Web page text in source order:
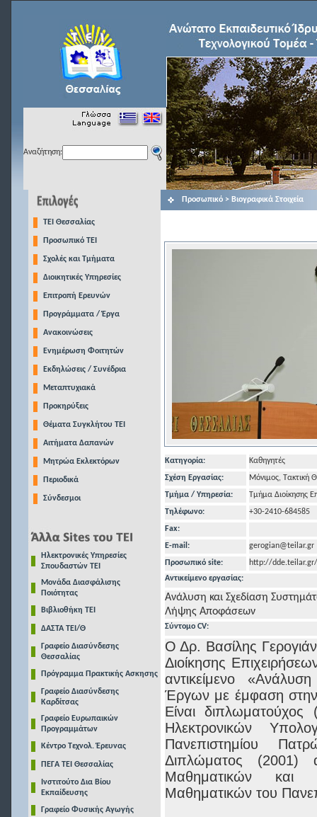
Αναζήτηση:
TEI Θεσσαλίας
Προσωπικό ΤΕΙ
Σχολές και Τμήματα
Διοικητικές Υπηρεσίες
Επιτροπή Ερευνών
Προγράμματα / Έργα
Ανακοινώσεις
Ενημέρωση Φοιτητών
Εκδηλώσεις / Συνέδρια
Μεταπτυχιακά
Προκηρύξεις
Θέματα Συγκλήτου ΤΕΙ
Αιτήματα Δαπανών
Μητρώα Εκλεκτόρων
Περιοδικά
Σύνδεσμοι
Ηλεκτρονικές Υπηρεσίες
Σπουδαστών ΤΕΙ
Μονάδα Διασφάλισης
Ποιότητας
Βιβλιοθήκη ΤΕΙ
ΔΑΣΤΑ ΤΕΙ/Θ
Γραφείο Διασύνδεσης
Θεσσαλίας
Πρόγραμμα Πρακτικής Ασκησης
Γραφείο Διασύνδεσης
Καρδίτσας
Γραφείο Ευρωπαικών
Προγραμμάτων
Κέντρο Τεχνολ. Έρευνας
ΠΕΓΑ ΤΕΙ Θεσσαλίας
Ινστιτούτο Δια Βίου
Εκπαίδευσης
Γραφείο Φυσικής Αγωγής
Προσωπικό > Βιογραφικά Στοιχεία
Κατηγορία:
Καθηγητές
Σχέση Εργασίας:
Μόνιμος, Τακτική
Τμήμα / Υπηρεσία:
Τμήμα Διοίκησης
Τηλέφωνo:
+30-2410-684585
Fax:
E-mail:
gerogian@teilar.gr
Προσωπικό site:
http://dde.teilar.gr/
Αντικείμενο εργασίας:
Ανάλυση και Σχεδίαση
Λήψης Αποφάσεων
Σύντομο CV:
Ο Δρ. Βασίλης
Διοίκησης
αντικείμενο
Έργων με έμφαση
Είναι
Ηλεκτρονικών
Πανεπιστημίου
Διπλώματος (2001)
Μαθηματικών και
Μαθηματικών του